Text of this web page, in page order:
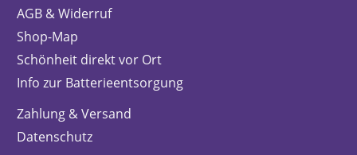
AGB & Widerruf
Shop-Map
Schönheit direkt vor Ort
Info zur Batterieentsorgung
Zahlung & Versand
Datenschutz